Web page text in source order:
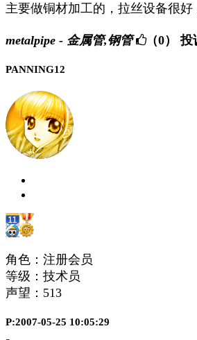
主要做铜材加工的，拉丝设备很好
metalpipe - 金属管,钢管 （0） 投
PANNING12
角色：注册会员
等级：技术员
声望： 513
P:2007-05-25 10:05:29